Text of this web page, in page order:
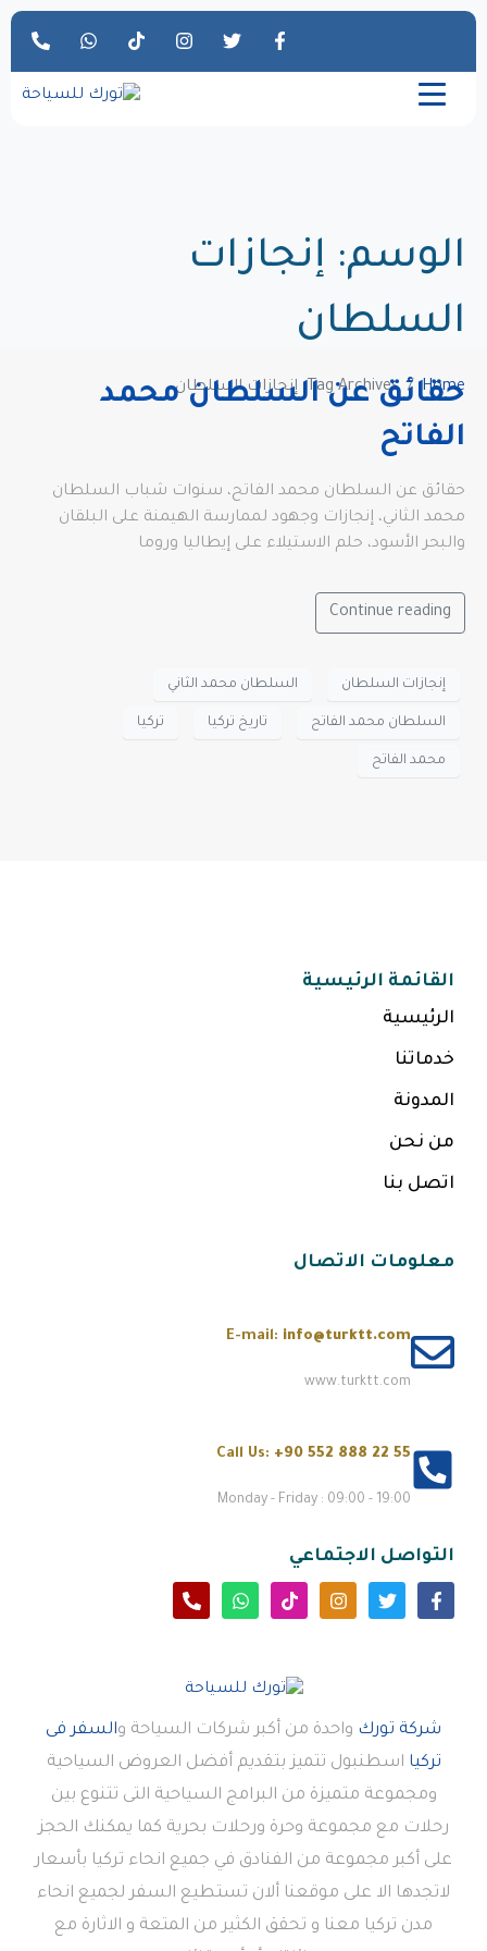
الوسم: إنجازات
السلطان
Home Tag Archives: إنجازات السلطان
حقائق عن السلطان محمد
الفاتح
حقائق عن السلطان محمد الفاتح، سنوات شباب السلطان
محمد الثاني، إنجازات وجهود لممارسة الهيمنة على البلقان
والبحر الأسود، حلم الاستيلاء على إيطاليا وروما
Continue reading
إنجازات السلطان السلطان محمد الثاني
السلطان محمد الفاتح تاريخ تركيا تركيا
محمد الفاتح
القائمة الرئيسية
الرئيسية
خدماتنا
المدونة
من نحن
اتصل بنا
معلومات الاتصال
E-mail: info@turktt.com
www.turktt.com
Call Us: +90 552 888 22 55
Monday - Friday : 09:00 - 19:00
التواصل الاجتماعي
شركة تورك واحدة من أكبر شركات السياحة والسفر فى
تركيا اسطنبول تتميز بتقديم أفضل العروض السياحية
ومجموعة متميزة من البرامج السياحية التى تتنوع بين
رحلات مع مجموعة وحرة ورحلات بحرية كما يمكنك الحجز
على أكبر مجموعة من الفنادق في جميع انحاء تركيا بأسعار
لاتجدها الا على موقعنا ألان تستطيع السفر لجميع انحاء
مدن تركيا معنا و تحقق الكثير من المتعة و الاثارة مع